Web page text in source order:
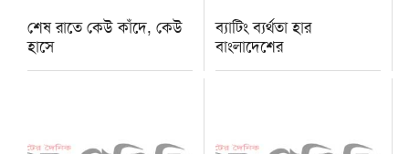
শেষ রাতে কেউ কাঁদে, কেউ
হাসে
ব্যাটিং ব্যর্থতা হার
বাংলাদেশের